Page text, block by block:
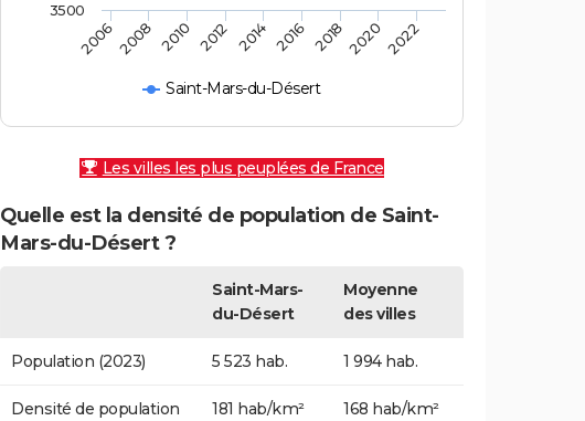
Saint-Mars-du-Désert
20062008 2010 2012 2014 2016 201820202022
3500
Les villes les plus peuplées de France
Quelle est la densité de population de Saint-
Mars-du-Désert ?
Saint-Mars-
du-Désert
Moyenne
des villes
Population (2023) 5 523 hab. 1 994 hab.
Densité de population
181 hab/km² 168 hab/km²